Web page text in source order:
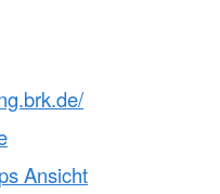
Ansicht